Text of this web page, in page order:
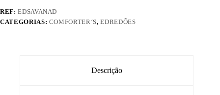
REF:EDSAVANAD
CATEGORIAS: COMFORTER´S,EDREDÕES
Descrição